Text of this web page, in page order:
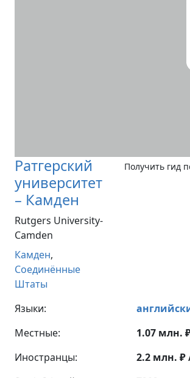
Ратгерский
университет
– Камден
Rutgers University-
Camden
Камден,
Соединённые
Штаты
Получить гид
Языки:
Местные:
1.07 млн.
Иностранцы:
2.2 млн. ₽